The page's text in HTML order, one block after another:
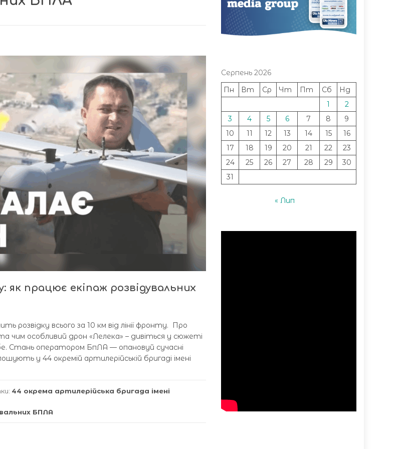
як працює екіпаж розвідувальних
розвідку всього за 10 км від лінії фронту. Про
чим особливий дрон «Лелека» – дивіться у сюжеті
Стань оператором БпЛА — опановуй сучасні
у 44 окремій артилерійській бригаді імені
44 окрема артилерійська бригада імені
БПЛА
Серпень 2026
Пн
Вт Ср Чт Пт Сб
Нд
1
2
3
4 5 6 7 8
9
10
11 12 13 14 15
16
17
18 19 20 21 22
23
24
25 26 27 28 29
30
31
« Лип